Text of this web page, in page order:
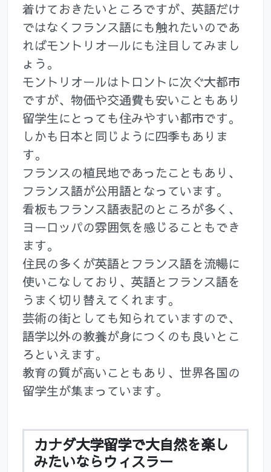
着けておきたいところですが、英語だけ
ではなくフランス語にも触れたいのであ
ればモントリオールにも注目してみまし
ょう。
モントリオールはトロントに次ぐ大都市
ですが、物価や交通費も安いこともあり
留学生にとっても住みやすい都市です。
しかも日本と同じように四季もありま
す。
フランスの植民地であったこともあり、
フランス語が公用語となっています。
看板もフランス語表記のところが多く、
ヨーロッパの雰囲気を感じることもでき
ます。
住民の多くが英語とフランス語を流暢に
使いこなしており、英語とフランス語を
うまく切り替えてくれます。
芸術の街としても知られていますので、
語学以外の教養が身につくのも良いとこ
ろといえます。
教育の質が高いこともあり、世界各国の
留学生が集まっています。
カナダ大学留学で大自然を楽し
みたいならウィスラー